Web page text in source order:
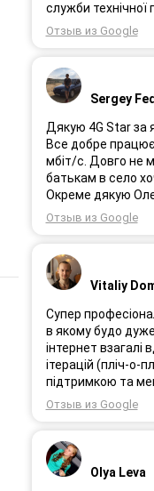
служби технічної
інженерам за
сервісне
роки після
прийняте тоді
обладнання в компанії 3G
4G star).
Отзыв из Google
Sergey
Дякую 4G Star за
Все добре
мбіт/с. Довго не
батькам в село
Окреме дякую
підібране
Отзыв из Google
Vitaliy
Супер
в якому будо
інтернет взагалі
ітерацій (пліч-о-
підтримкою та
досягнути
~20МБіт/с. Можна
результат, так як
впиралися в
Спробували усіх
Отзыв из Google
Olya Leva